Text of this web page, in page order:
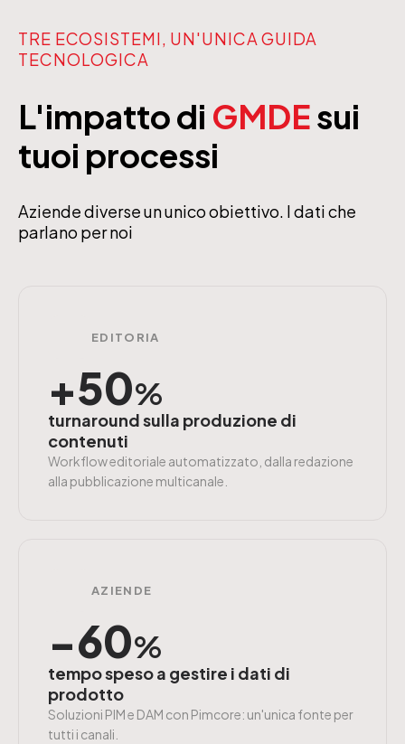
TRE ECOSISTEMI, UN'UNICA GUIDA
TECNOLOGICA
L'impatto di GMDEsui
tuoi processi
Aziende diverse un unico obiettivo. I dati che
parlano per noi
EDITORIA
+50%
turnaround sulla produzione di
contenuti
Workflow editoriale automatizzato, dalla redazione
alla pubblicazione multicanale.
AZIENDE
−60%
tempo speso a gestire i dati di
prodotto
Soluzioni PIM e DAM con Pimcore: un'unica fonte per
tutti i canali.